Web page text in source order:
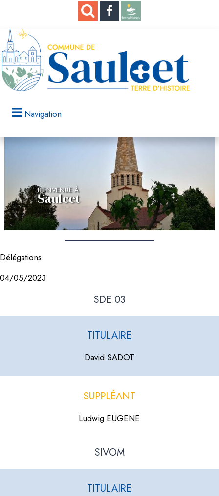
Navigation
BIENVENUE À
Saulcet
TERRE D'HISTOIRE
Délégations
04/05/2023
SDE 03
TITULAIRE
David SADOT
SUPPLÉANT
Ludwig EUGENE
SIVOM
TITULAIRE